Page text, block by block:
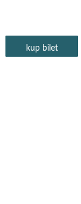
kup bilet